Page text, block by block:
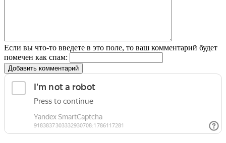
Если вы что-то введете в это поле, то ваш комментарий будет
помечен как спам:
Добавить комментарий